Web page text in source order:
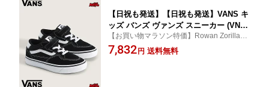
【日祝も発送】【日祝も発送】VANS キ
ッズ バンズ ヴァンズ スニーカー (VN00
0V1ABZW) 子供用 SKATE KIDS ROWA
N BLACK/WHITE スケート ローワン 子
【お買い物マラソン特価】Rowan Zorillaの
スタイルを取り入れたキッズスケートシュ
ーズ！
7,832円 送料無料